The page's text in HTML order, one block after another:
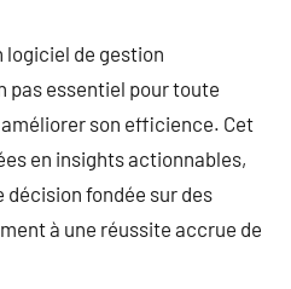
logiciel de gestion
pas essentiel pour toute
son efficience. Cet
en insights actionnables,
fondée sur des
à une réussite accrue de